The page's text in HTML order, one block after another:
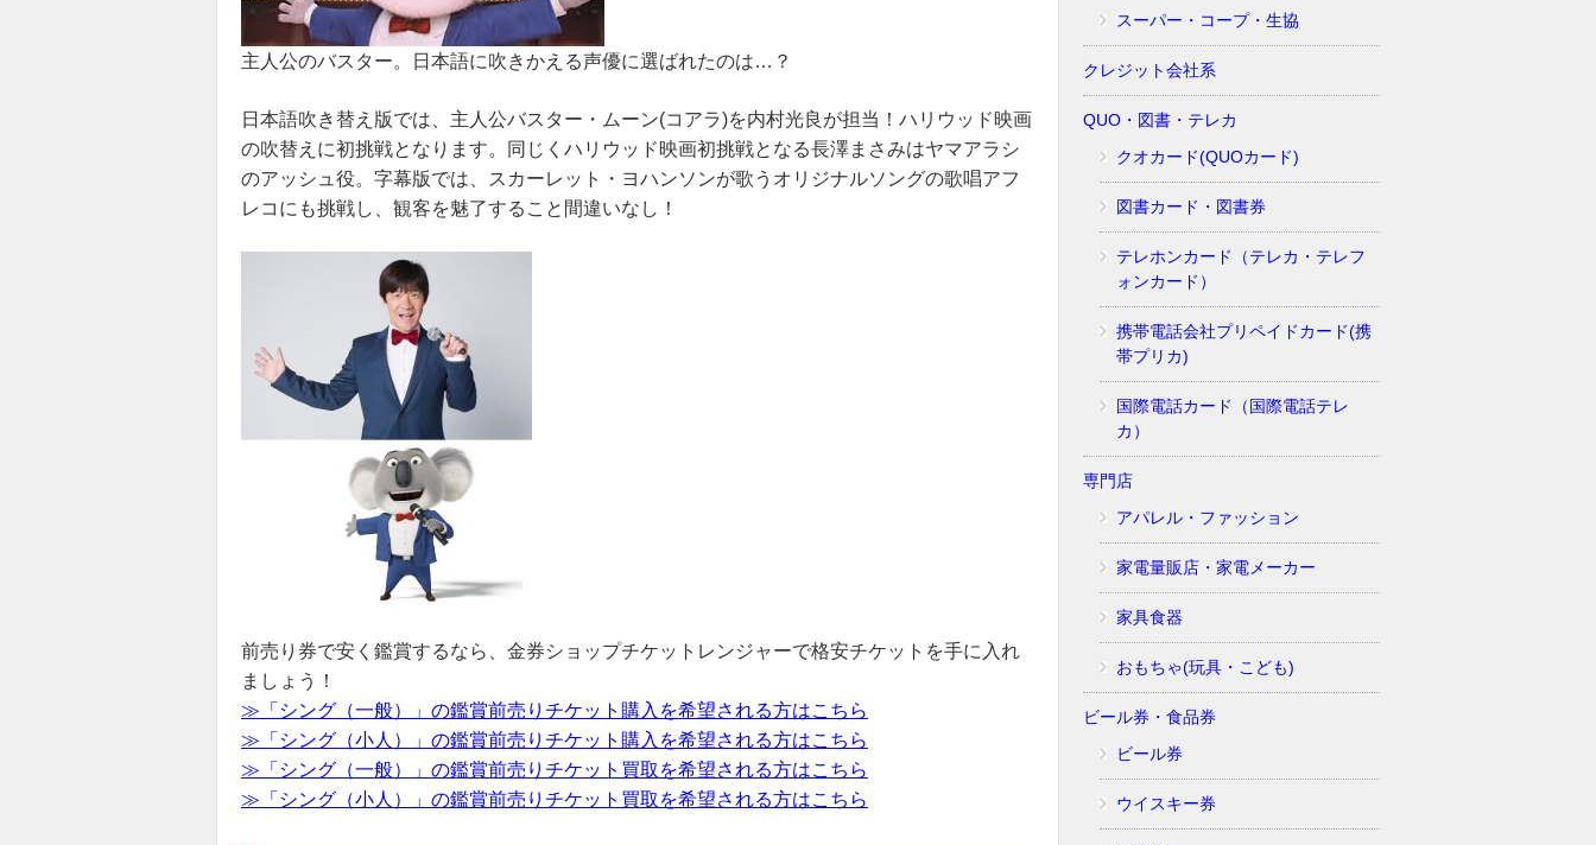
主人公のバスター。日本語に吹きかえる声優に選ばれたのは…？
日本語吹き替え版では、主人公バスター・ムーン(コアラ)を内村光良が担当！ハリウッド映画
の吹替えに初挑戦となります。同じくハリウッド映画初挑戦となる長澤まさみはヤマアラシ
のアッシュ役。字幕版では、スカーレット・ヨハンソンが歌うオリジナルソングの歌唱アフ
レコにも挑戦し、観客を魅了すること間違いなし！
前売り券で安く鑑賞するなら、金券ショップチケットレンジャーで格安チケットを手に入れ
ましょう！
≫「シング（一般）」の鑑賞前売りチケット購入を希望される方はこちら
≫「シング（小人）」の鑑賞前売りチケット購入を希望される方はこちら
≫「シング（一般）」の鑑賞前売りチケット買取を希望される方はこちら
≫「シング（小人）」の鑑賞前売りチケット買取を希望される方はこちら
スーパー・コープ・生協
クレジット会社系
QUO・図書・テレカ
クオカード(QUOカード)
図書カード・図書券
テレホンカード（テレカ・テレフ
ォンカード）
携帯電話会社プリペイドカード(携
帯プリカ)
国際電話カード（国際電話テレ
カ）
専門店
アパレル・ファッション
家電量販店・家電メーカー
家具食器
おもちゃ(玩具・こども)
ビール券・食品券
ビール券
ウイスキー券